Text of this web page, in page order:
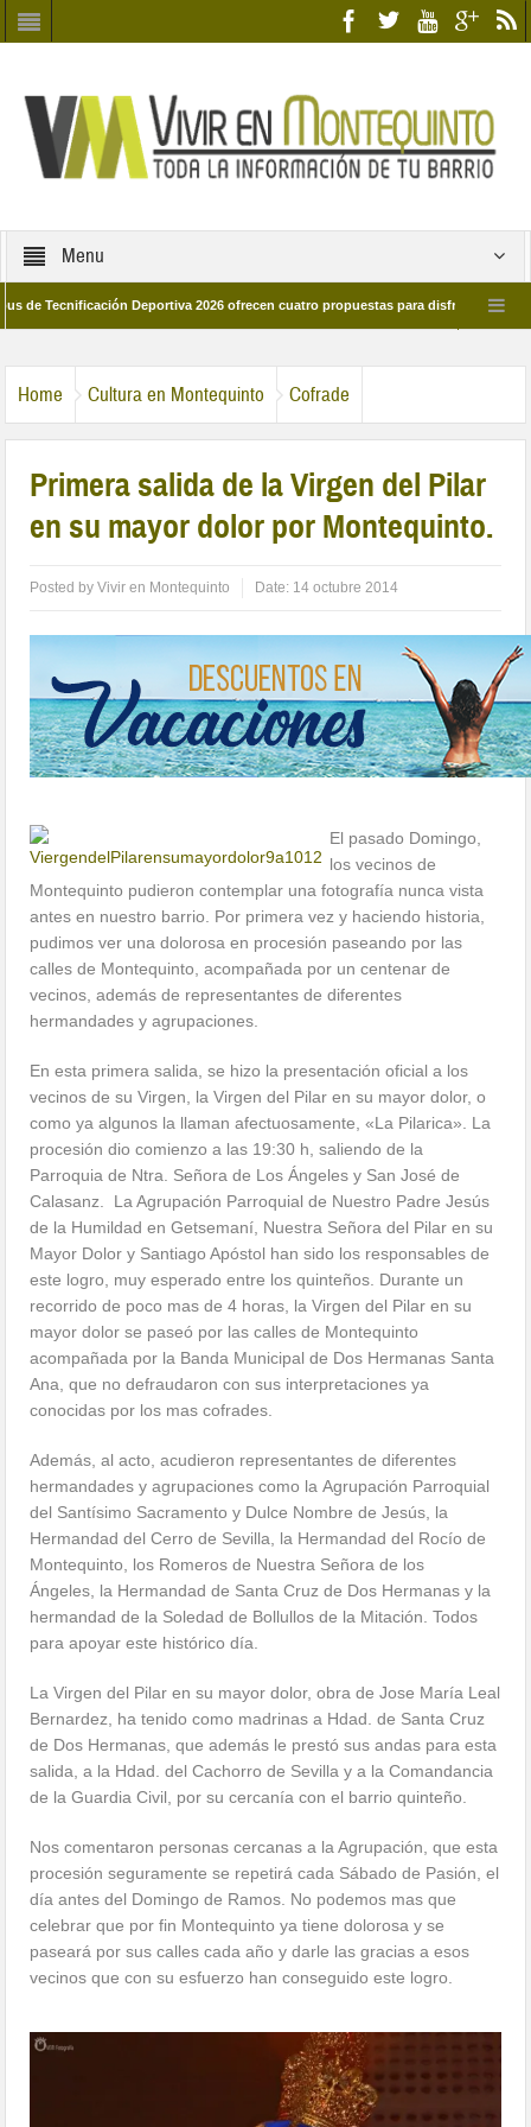
Menu
Tecnificación Deportiva 2026 ofrecen cuatro propuestas para disfrutar del
Home Cultura en Montequinto Cofrade
Primera salida de la Virgen del Pilar
en su mayor dolor por Montequinto.
Posted byVivir en Montequinto Date: 14 octubre 2014
El pasado Domingo,
los vecinos de
Montequinto pudieron contemplar una fotografía nunca vista
antes en nuestro barrio. Por primera vez y haciendo historia,
pudimos ver una dolorosa en procesión paseando por las
calles de Montequinto, acompañada por un centenar de
vecinos, además de representantes de diferentes
hermandades y agrupaciones.
En esta primera salida, se hizo la presentación oficial a los
vecinos de su Virgen, la Virgen del Pilar en su mayor dolor, o
como ya algunos la llaman afectuosamente, «La Pilarica». La
procesión dio comienzo a las 19:30 h, saliendo de la
Parroquia de Ntra. Señora de Los Ángeles y San José de
Calasanz. La Agrupación Parroquial de Nuestro Padre Jesús
de la Humildad en Getsemaní, Nuestra Señora del Pilar en su
Mayor Dolor y Santiago Apóstol han sido los responsables de
este logro, muy esperado entre los quinteños. Durante un
recorrido de poco mas de 4 horas, la Virgen del Pilar en su
mayor dolor se paseó por las calles de Montequinto
acompañada por la Banda Municipal de Dos Hermanas Santa
Ana, que no defraudaron con sus interpretaciones ya
conocidas por los mas cofrades.
Además, al acto, acudieron representantes de diferentes
hermandades y agrupaciones como la Agrupación Parroquial
del Santísimo Sacramento y Dulce Nombre de Jesús, la
Hermandad del Cerro de Sevilla, la Hermandad del Rocío de
Montequinto, los Romeros de Nuestra Señora de los
Ángeles, la Hermandad de Santa Cruz de Dos Hermanas y la
hermandad de la Soledad de Bollullos de la Mitación. Todos
para apoyar este histórico día.
La Virgen del Pilar en su mayor dolor, obra de Jose María Leal
Bernardez, ha tenido como madrinas a Hdad. de Santa Cruz
de Dos Hermanas, que además le prestó sus andas para esta
salida, a la Hdad. del Cachorro de Sevilla y a la Comandancia
de la Guardia Civil, por su cercanía con el barrio quinteño.
Nos comentaron personas cercanas a la Agrupación, que esta
procesión seguramente se repetirá cada Sábado de Pasión, el
día antes del Domingo de Ramos. No podemos mas que
celebrar que por fin Montequinto ya tiene dolorosa y se
paseará por sus calles cada año y darle las gracias a esos
vecinos que con su esfuerzo han conseguido este logro.